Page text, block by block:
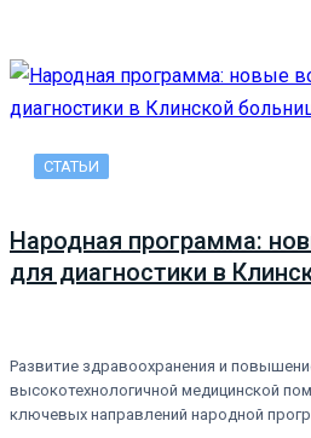
СТАТЬИ
Народная программа:
для диагностики в
Развитие здравоохранения и
высокотехнологичной медицинской
ключевых направлений народной